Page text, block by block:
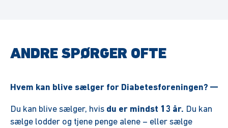
ANDRE SPØRGER OFTE
Hvem kan blive sælger for Diabetesforeningen?
Du kan blive sælger, hvis du er mindst 13 år. Du kan
sælge lodder og tjene penge alene – eller sælge